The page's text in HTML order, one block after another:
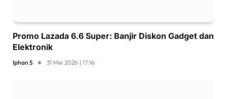
Promo Lazada 6.6 Super: Banjir Diskon Gadget dan
Elektronik
Iphan S 31 Mei 2026 | 17:16